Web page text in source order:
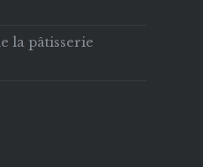
la pâtisserie